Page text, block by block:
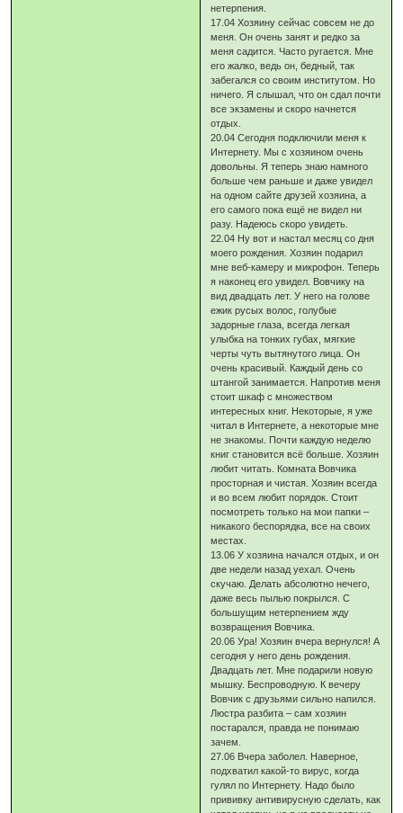
нетерпения.
17.04 Хозяину сейчас совсем не до
меня. Он очень занят и редко за
меня садится. Часто ругается. Мне
его жалко, ведь он, бедный, так
забегался со своим институтом. Но
ничего. Я слышал, что он сдал почти
все экзамены и скоро начнется
отдых.
20.04 Сегодня подключили меня к
Интернету. Мы с хозяином очень
довольны. Я теперь знаю намного
больше чем раньше и даже увидел
на одном сайте друзей хозяина, а
его самого пока ещё не видел ни
разу. Надеюсь скоро увидеть.
22.04 Ну вот и настал месяц со дня
моего рождения. Хозяин подарил
мне веб-камеру и микрофон. Теперь
я наконец его увидел. Вовчику на
вид двадцать лет. У него на голове
ежик русых волос, голубые
задорные глаза, всегда легкая
улыбка на тонких губах, мягкие
черты чуть вытянутого лица. Он
очень красивый. Каждый день со
штангой занимается. Напротив меня
стоит шкаф с множеством
интересных книг. Некоторые, я уже
читал в Интернете, а некоторые мне
не знакомы. Почти каждую неделю
книг становится всё больше. Хозяин
любит читать. Комната Вовчика
просторная и чистая. Хозяин всегда
и во всем любит порядок. Стоит
посмотреть только на мои папки –
никакого беспорядка, все на своих
местах.
13.06 У хозяина начался отдых, и он
две недели назад уехал. Очень
скучаю. Делать абсолютно нечего,
даже весь пылью покрылся. С
большущим нетерпением жду
возвращения Вовчика.
20.06 Ура! Хозяин вчера вернулся! А
сегодня у него день рождения.
Двадцать лет. Мне подарили новую
мышку. Беспроводную. К вечеру
Вовчик с друзьями сильно напился.
Люстра разбита – сам хозяин
постарался, правда не понимаю
зачем.
27.06 Вчера заболел. Наверное,
подхватил какой-то вирус, когда
гулял по Интернету. Надо было
прививку антивирусную сделать, как